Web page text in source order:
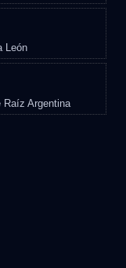
León
Argentina